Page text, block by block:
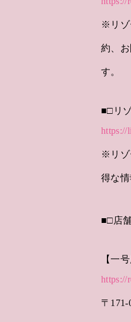
※リゾ
約、
す。
■□リ
https://
※リゾ
得な
■□店
【一
https://
〒